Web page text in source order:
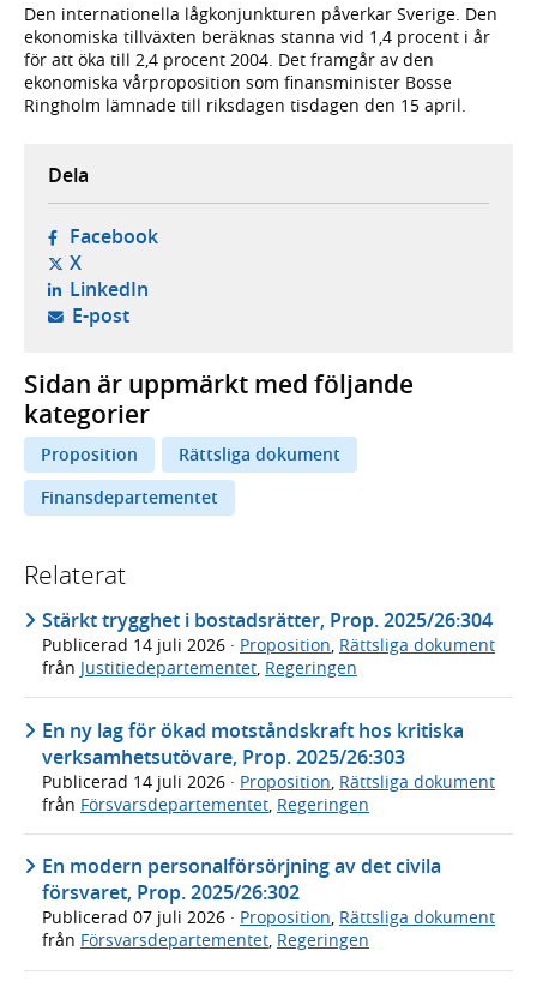
Den internationella lågkonjunkturen påverkar Sverige. Den
ekonomiska tillväxten beräknas stanna vid 1,4 procent i år
för att öka till 2,4 procent 2004. Det framgår av den
ekonomiska vårproposition som finansminister Bosse
Ringholm lämnade till riksdagen tisdagen den 15 april.
Dela
Facebook- öppnas i ny flik, extern webbplats,
X- öppnas i ny flik, extern webbplats,
LinkedIn- öppnas i ny flik, extern webbplats,
E-post- öppnar din e-postklient,
Sidan är uppmärkt med följande
kategorier
Proposition
Rättsliga dokument
Finansdepartementet
Relaterat
Stärkt trygghet i bostadsrätter, Prop. 2025/26:304
Publicerad 14 juli 2026 · Proposition, Rättsliga dokument
från Justitiedepartementet, Regeringen
En ny lag för ökad motståndskraft hos kritiska
verksamhetsutövare, Prop. 2025/26:303
Publicerad 14 juli 2026 · Proposition Rättsliga dokument
från Försvarsdepartementet Regeringen
En modern personalförsörjning av det civila
försvaret, Prop. 2025/26:302
Publicerad 07 juli 2026 · Proposition, Rättsliga dokument
från Försvarsdepartementet, Regeringen